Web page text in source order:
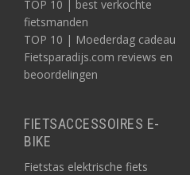
TOP 10 | best verkochte
fietsmanden
TOP 10 | Moederdag cadeau
Fietsparadijs.com reviews en
beoordelingen
FIETSACCESSOIRES E-
BIKE
Fietstas elektrische fiets